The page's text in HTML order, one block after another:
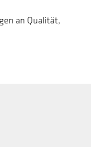
an Qualität,